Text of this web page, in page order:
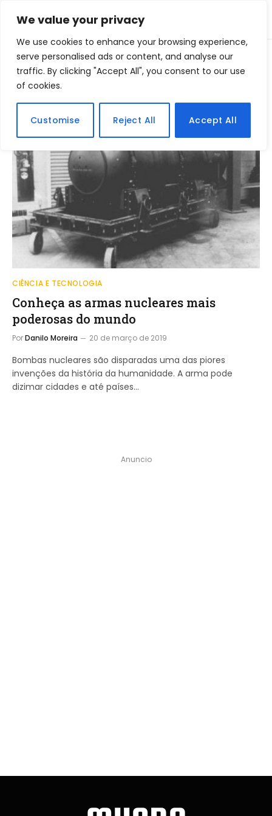
We value your privacy
We use cookies to enhance your browsing experience,
serve personalised ads or content, and analyse our
traffic. By clicking "Accept All", you consent to our use
of cookies.
Customise Reject All Accept All
Home » Posts Tagged "destruicao"
BROWSING:
CIÊNCIA E TECNOLOGIA
Conheça as armas nucleares mais
poderosas do mundo
PorDanilo Moreira 20 de março de 2019
Bombas nucleares são disparadas uma das piores
invenções da história da humanidade. A arma pode
dizimar cidades e até países…
Anuncio